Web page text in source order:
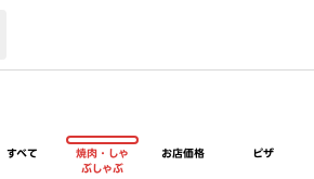
すべて
焼肉・しゃ
ぶしゃぶ
お店価格 ピザ